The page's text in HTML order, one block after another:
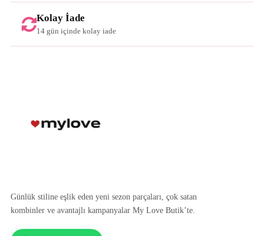
Kolay İade
14 gün içinde kolay iade
Günlük stiline eşlik eden yeni sezon parçaları, çok satan
kombinler ve avantajlı kampanyalar My Love Butik’te.